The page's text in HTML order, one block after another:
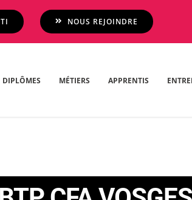
NOUS REJOINDRE
DIPLÔMES MÉTIERS APPRENTIS